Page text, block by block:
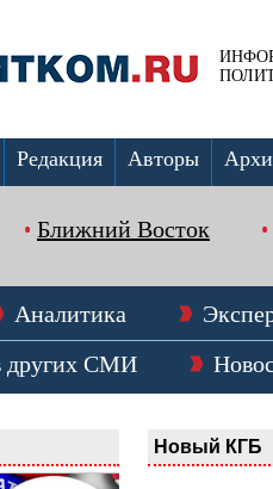
Редакция Авторы
Ближний Восток
Аналитика
других СМИ
Новый КГБ